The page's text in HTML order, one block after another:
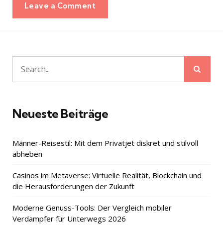
Leave a Comment
Search
for:
Neueste Beiträge
Männer-Reisestil: Mit dem Privatjet diskret und stilvoll
abheben
Casinos im Metaverse: Virtuelle Realität, Blockchain und
die Herausforderungen der Zukunft
Moderne Genuss-Tools: Der Vergleich mobiler
Verdampfer für Unterwegs 2026